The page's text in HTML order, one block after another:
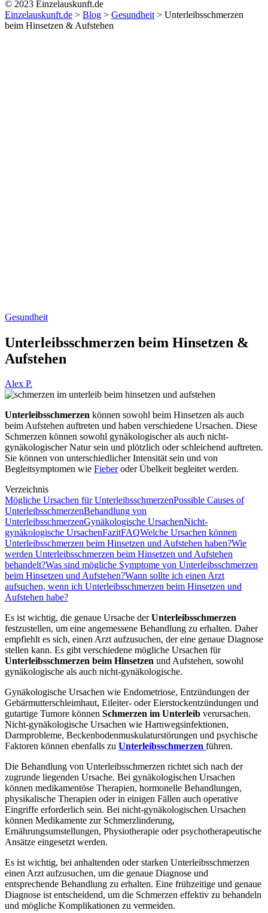
© 2023 Einzelauskunft.de
Einzelauskunft.de > Blog > Gesundheit > Unterleibsschmerzen
beim Hinsetzen & Aufstehen
Gesundheit
Unterleibsschmerzen beim Hinsetzen &
Aufstehen
Alex P.
Unterleibsschmerzen können sowohl beim Hinsetzen als auch
beim Aufstehen auftreten und haben verschiedene Ursachen. Diese
Schmerzen können sowohl gynäkologischer als auch nicht-
gynäkologischer Natur sein und plötzlich oder schleichend auftreten.
Sie können von unterschiedlicher Intensität sein und von
Begleitsymptomen wie Fieberoder Übelkeit begleitet werden.
Verzeichnis
Mögliche Ursachen für UnterleibsschmerzenPossible Causes of
UnterleibsschmerzenBehandlung von
UnterleibsschmerzenGynäkologische UrsachenNicht-
gynäkologische UrsachenFazitFAQWelche Ursachen können
Unterleibsschmerzen beim Hinsetzen und Aufstehen haben?Wie
werden Unterleibsschmerzen beim Hinsetzen und Aufstehen
behandelt?Was sind mögliche Symptome von Unterleibsschmerzen
beim Hinsetzen und Aufstehen?Wann sollte ich einen Arzt
aufsuchen, wenn ich Unterleibsschmerzen beim Hinsetzen und
Aufstehen habe?
Es ist wichtig, die genaue Ursache derUnterleibsschmerzen
festzustellen, um eine angemessene Behandlung zu erhalten. Daher
empfiehlt es sich, einen Arzt aufzusuchen, der eine genaue Diagnose
stellen kann. Es gibt verschiedene mögliche Ursachen für
Unterleibsschmerzen beim Hinsetzen und Aufstehen, sowohl
gynäkologische als auch nicht-gynäkologische.
Gynäkologische Ursachen wie Endometriose, Entzündungen der
Gebärmutterschleimhaut, Eileiter- oder Eierstockentzündungen und
gutartige Tumore können Schmerzen im Unterleib verursachen.
Nicht-gynäkologische Ursachen wie Harnwegsinfektionen,
Darmprobleme, Beckenbodenmuskulaturstörungen und psychische
Faktoren können ebenfalls zu Unterleibsschmerzen führen.
Die Behandlung von Unterleibsschmerzen richtet sich nach der
zugrunde liegenden Ursache. Bei gynäkologischen Ursachen
können medikamentöse Therapien, hormonelle Behandlungen,
physikalische Therapien oder in einigen Fällen auch operative
Eingriffe erforderlich sein. Bei nicht-gynäkologischen Ursachen
können Medikamente zur Schmerzlinderung,
Ernährungsumstellungen, Physiotherapie oder psychotherapeutische
Ansätze eingesetzt werden.
Es ist wichtig, bei anhaltenden oder starken Unterleibsschmerzen
einen Arzt aufzusuchen, um die genaue Diagnose und
entsprechende Behandlung zu erhalten. Eine frühzeitige und genaue
Diagnose ist entscheidend, um die Schmerzen effektiv zu behandeln
und mögliche Komplikationen zu vermeiden.